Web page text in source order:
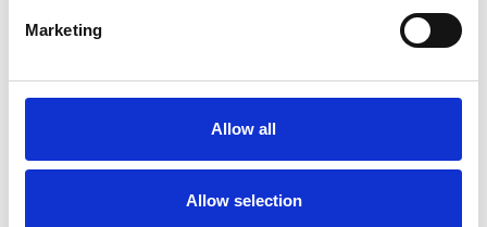
Marketing
Allow all
Allow selection
Accelera la ripresa dell’industria nel corso del
primo semestre
Overview Economica